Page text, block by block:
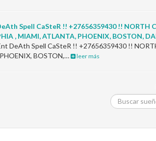
Spell CaSteR !! +27656359430 !! NORTH
, MIAMI, ATLANTA, PHOENIX, BOSTON,
DeAth Spell CaSteR !! +27656359430 !!
BOSTON,…
leer más